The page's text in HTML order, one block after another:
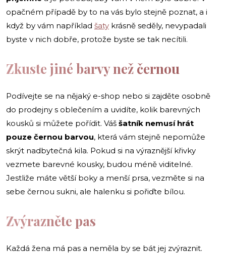
opačném případě by to na vás bylo stejně poznat, a i
když by vám například šaty krásně seděly, nevypadali
byste v nich dobře, protože byste se tak necítili.
Zkuste jiné barvy než černou
Podívejte se na nějaký e-shop nebo si zajděte osobně
do prodejny s oblečením a uvidíte, kolik barevných
kousků si můžete pořídit. Váš šatník nemusí hrát
pouze černou barvou, která vám stejně nepomůže
skrýt nadbytečná kila. Pokud si na výraznější křivky
vezmete barevné kousky, budou méně viditelné.
Jestliže máte větší boky a menší prsa, vezměte si na
sebe černou sukni, ale halenku si pořiďte bílou.
Zvýrazněte pas
Každá žena má pas a neměla by se bát jej zvýraznit.